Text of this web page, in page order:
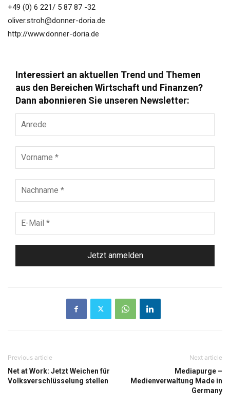
+49 (0) 6 221/ 5 87 87 -32
oliver.stroh@donner-doria.de
http://www.donner-doria.de
Interessiert an aktuellen Trend und Themen
aus den Bereichen Wirtschaft und Finanzen?
Dann abonnieren Sie unseren Newsletter:
Mail
*
Previous article
Net at Work: Jetzt Weichen für
Volksverschlüsselung stellen
Next article
Mediapurge –
Medienverwaltung Made in
Germany